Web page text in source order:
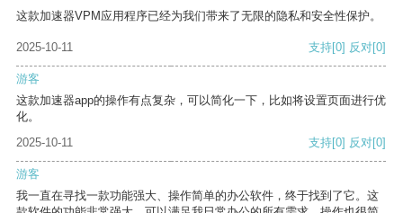
这款加速器VPM应用程序已经为我们带来了无限的隐私和安全性保护。
2025-10-11 支持[0] 反对[0]
游客
这款加速器app的操作有点复杂，可以简化一下，比如将设置页面进行优
化。
2025-10-11
支持[0] 反对[0]
游客
我一直在寻找一款功能强大、操作简单的办公软件，终于找到了它。这